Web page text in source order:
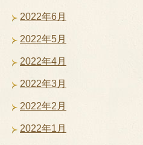
2022年6月
2022年5月
2022年4月
2022年3月
2022年2月
2022年1月